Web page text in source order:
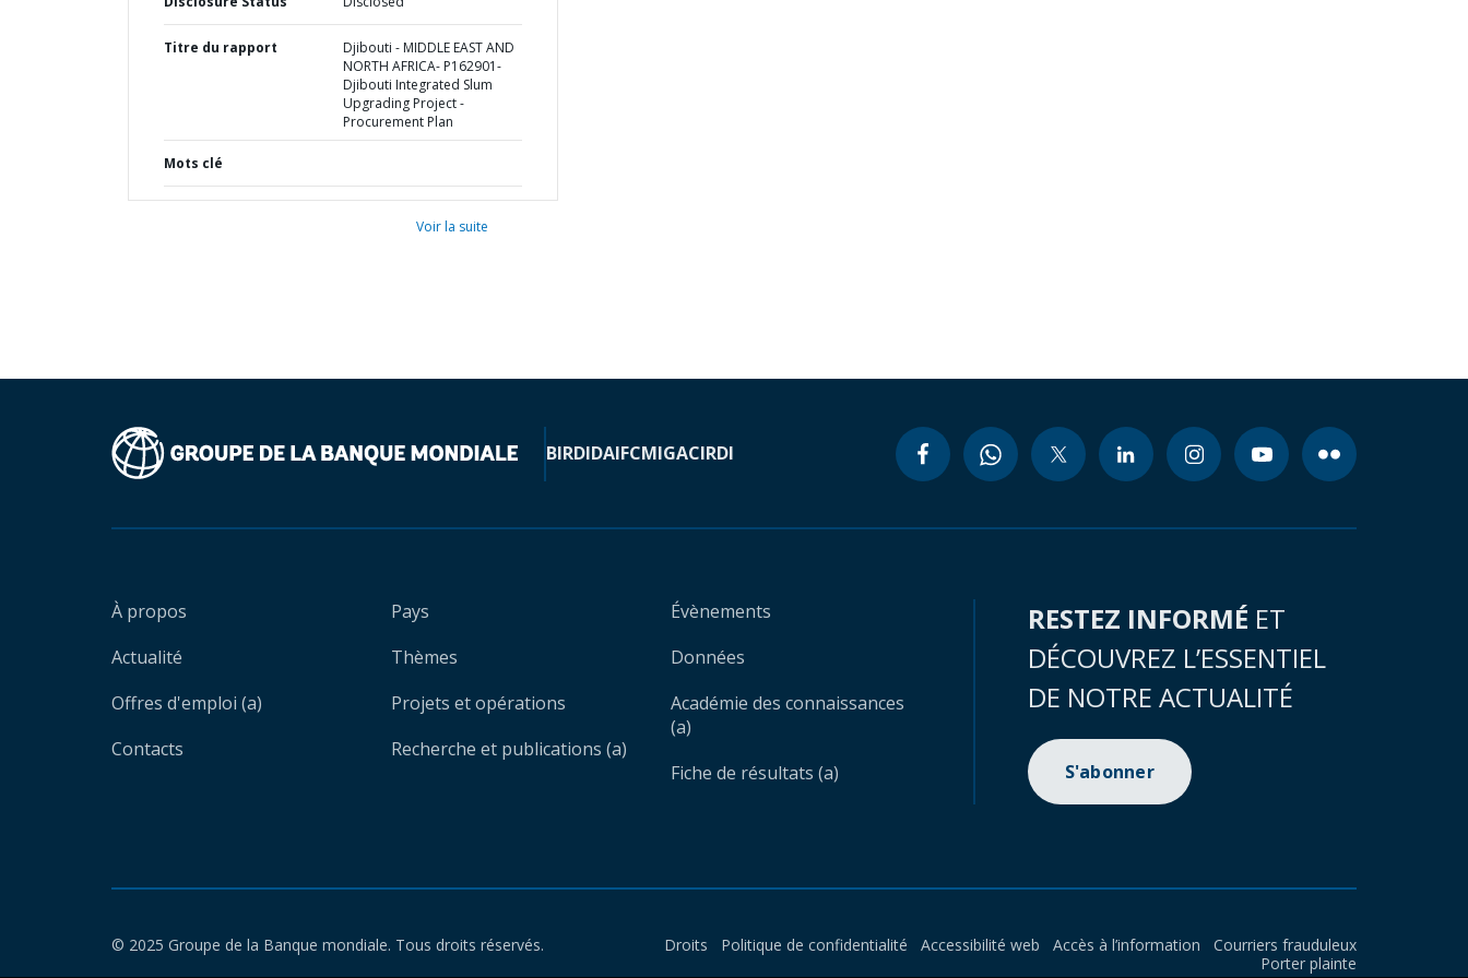
Titre du rapport
Djibouti - MIDDLE EAST AND
NORTH AFRICA- P162901-
Djibouti Integrated Slum
Upgrading Project -
Procurement Plan
Mots clé
Voir la suite
BIRDIDAIFCMIGACIRDI
À propos
Actualité
Offres d'emploi (a)
Contacts
Pays
Thèmes
Projets et opérations
Recherche et publications (a)
Évènements
Données
Académie des connaissances
(a)
Fiche de résultats (a)
RESTEZ INFORMÉ ET
DÉCOUVREZ L’ESSENTIEL
DE NOTRE ACTUALITÉ
S'abonner
© 2025 Groupe de la Banque mondiale. Tous droits réservés. Droits Politique de confidentialité Accessibilité web Accès à l’information
Courriers frauduleux
Porter plainte